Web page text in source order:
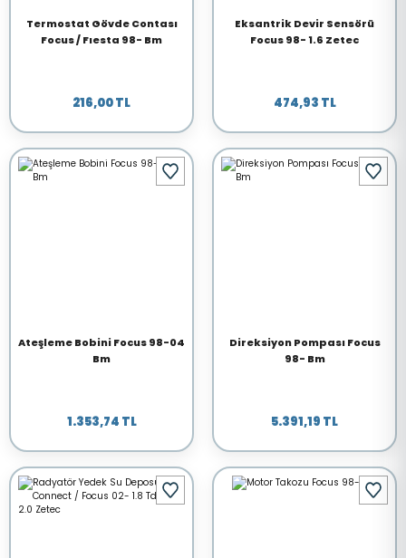
Termostat Gövde Contası
Focus / Fıesta 98- Bm
216,00 TL
Eksantrik Devir Sensörü
Focus 98- 1.6 Zetec
474,93 TL
Ateşleme Bobini Focus 98-04
Bm
1.353,74 TL
Direksiyon Pompası Focus
98- Bm
5.391,19 TL